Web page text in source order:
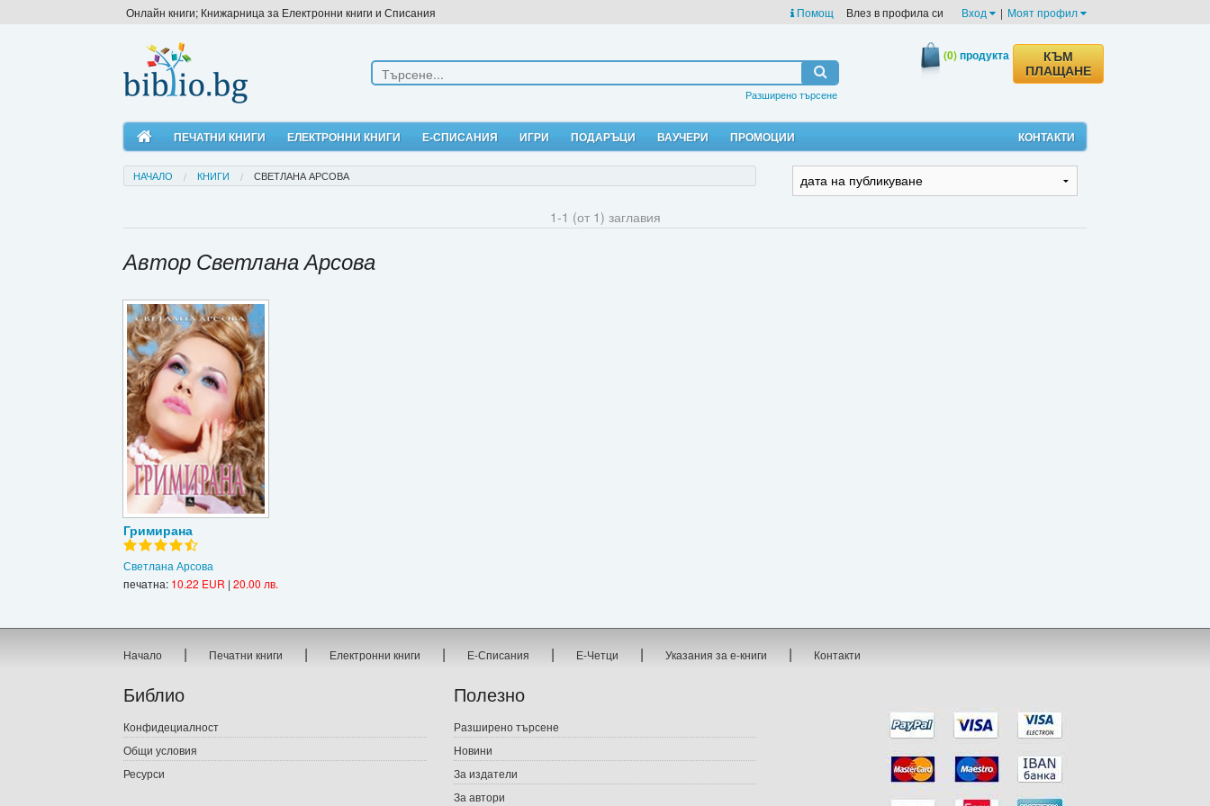
Онлайн книги; Книжарница за Електронни книги и Списания Помощ Влез в профила си Вход | Моят профил
Разширено търсене
(0)продукта
КЪМ
ПЛАЩАНЕ
ПЕЧАТНИ КНИГИ ЕЛЕКТРОННИ КНИГИ Е-СПИСАНИЯ ИГРИ ПОДАРЪЦИ ВАУЧЕРИ ПРОМОЦИИ КОНТАКТИ
НАЧАЛО КНИГИ СВЕТЛАНА АРСОВА
1-1 (от 1) заглавия
Автор Светлана Арсова
Гримирана
Светлана Арсова
печатна: 10.22 EUR | 20.00 лв.
Начало | Печатни книги | Електронни книги | Е-Списания | Е-Четци | Указания за е-книги | Контакти
Библио
Конфидециалност
Общи условия
Ресурси
Полезно
Разширено търсене
Новини
За издатели
За автори